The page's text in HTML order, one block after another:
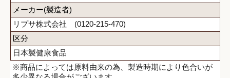
メーカー(製造者)
リプサ株式会社 (0120-215-470)
区分
日本製健康食品
※商品によっては原料由来の為、製造時期により色合いが